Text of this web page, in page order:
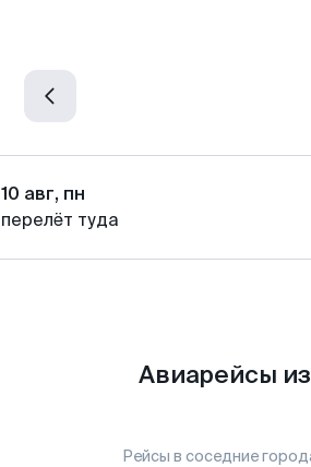
10 авг, пн
перелёт туда
Авиарейсы
Рейсы в соседние